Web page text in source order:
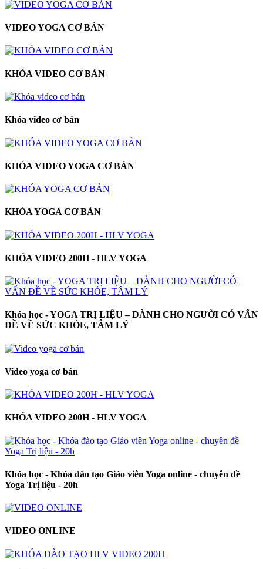
VIDEO YOGA CƠ BẢN
KHÓA VIDEO CƠ BẢN
Khóa video cơ bản
KHÓA VIDEO YOGA CƠ BẢN
KHÓA YOGA CƠ BẢN
KHÓA VIDEO 200H - HLV YOGA
Khóa học - YOGA TRỊ LIỆU – DÀNH CHO NGƯỜI CÓ VẤN
ĐỀ VỀ SỨC KHỎE, TÂM LÝ
Video yoga cơ bản
KHÓA VIDEO 200H - HLV YOGA
Khóa học - Khóa đào tạo Giáo viên Yoga online - chuyên đề
Yoga Trị liệu - 20h
VIDEO ONLINE